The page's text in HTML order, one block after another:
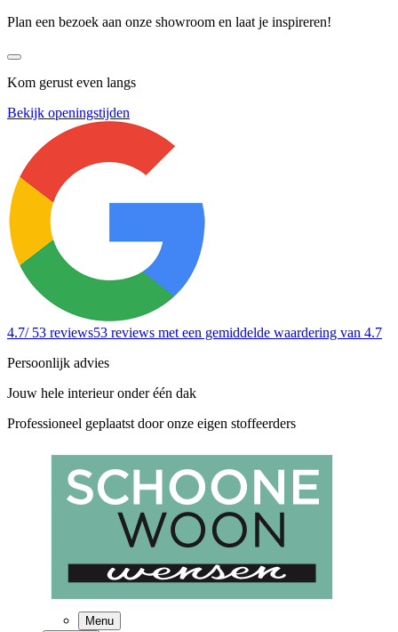
Plan een bezoek aan onze showroom en laat je inspireren!
Kom gerust even langs
Bekijk openingstijden
4.7/ 53 reviews53 reviews met een gemiddelde waardering van 4.7
Persoonlijk advies
Jouw hele interieur onder één dak
Professioneel geplaatst door onze eigen stoffeerders
Menu